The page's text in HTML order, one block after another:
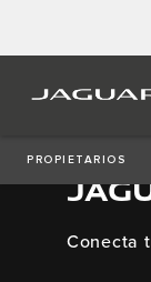
PROPIETARIOS
TUS
Conecta